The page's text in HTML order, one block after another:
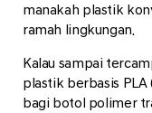
manakah plastik
ramah lingkungan.
Kalau sampai
plastik berbasis
bagi botol polimer